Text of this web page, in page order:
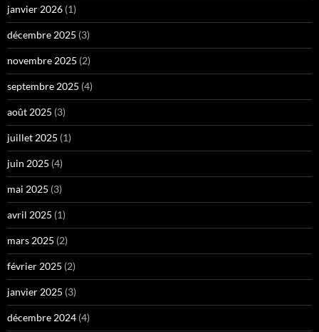
janvier 2026 (1)
décembre 2025 (3)
novembre 2025 (2)
septembre 2025 (4)
août 2025 (3)
juillet 2025 (1)
juin 2025 (4)
mai 2025 (3)
avril 2025 (1)
mars 2025 (2)
février 2025 (2)
janvier 2025 (3)
décembre 2024 (4)